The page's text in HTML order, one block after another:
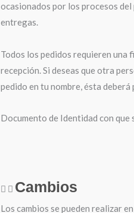
ocasionados por los procesos
entregas.
Todos los pedidos requieren una
recepción. Si deseas que otra
pedido en tu nombre, ésta
Documento de Identidad con que
Cambios
Los cambios se pueden realizar